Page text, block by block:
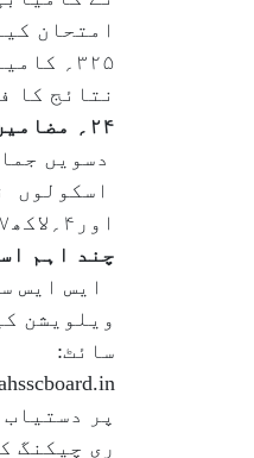
نتائج کا فیصد
۲۴؍ مضامین کا صد فیصد رزلٹ
اور۴؍لاکھ۹۷؍ ہزار۲۷۷؍ طلباء فرسٹ کلاس کے ساتھ پاس ہوئے ہیں۔ ان تمام طلباء کی وزیر تعلیم نے تعریف کی ہے۔
چند اہم
ایس ایس
ویلویشن
سائٹ:
پر